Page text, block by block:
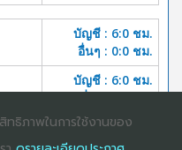
บัญชี : 6:0 ชม.
อื่นๆ : 0:0 ชม.
บัญชี : 6:0 ชม.
ทธิภาพในการใช้งานของ